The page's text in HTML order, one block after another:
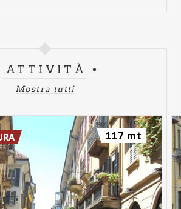
ATTIVITÀ
Mostra tutti
117 mt